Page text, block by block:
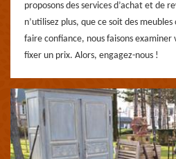
proposons des services d’achat et de
n’utilisez plus, que ce soit des
faire confiance, nous faisons examiner
fixer un prix. Alors, engagez-nous !